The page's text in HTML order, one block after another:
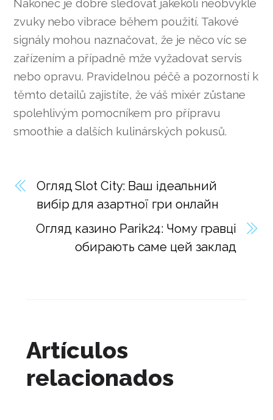
Nakonec je dobré sledovat jakékoli neobvyklé
zvuky nebo vibrace během použití. Takové
signály mohou naznačovat, že je něco víc se
zařízením a případně mže vyžadovat servis
nebo opravu. Pravidelnou péčě a pozorností k
těmto detailů zajistíte, že váš mixér zůstane
spolehlivým pomocníkem pro přípravu
smoothie a dalších kulinárských pokusů.
Огляд Slot City: Ваш ідеальний
вибір для азартної гри онлайн
Огляд казино Parik24: Чому гравці
обирають саме цей заклад
Artículos
relacionados